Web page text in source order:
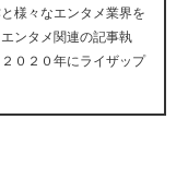
様々なエンタメ業界を
ンタメ関連の記事執
０２０年にライザップ